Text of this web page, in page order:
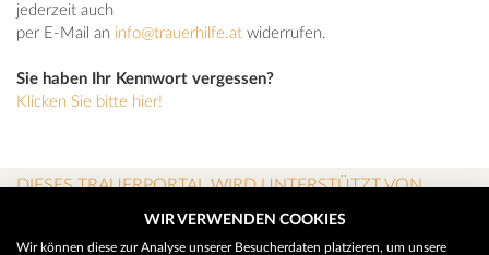
jederzeit auch
per E-Mail an info@trauerhilfe.at widerrufen.
Sie haben Ihr Kennwort vergessen?
Klicken Sie bitte hier!
DIESES TRAUERPORTAL WIRD UNTERSTÜTZT VON
WIR VERWENDEN COOKIES
Wir können diese zur Analyse unserer Besucherdaten platzieren, um unsere